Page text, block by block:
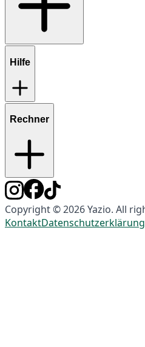
Hilfe
Rechner
Copyright © 2026 Yazio. All
KontaktDatenschutzerklärung